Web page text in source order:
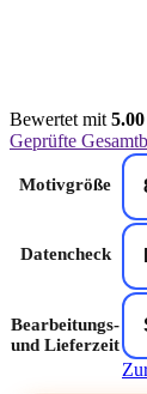
Bewertet mit 5.00
Geprüfte
Motivgröße
Datencheck
Bearbeitungs-
und Lieferzeit